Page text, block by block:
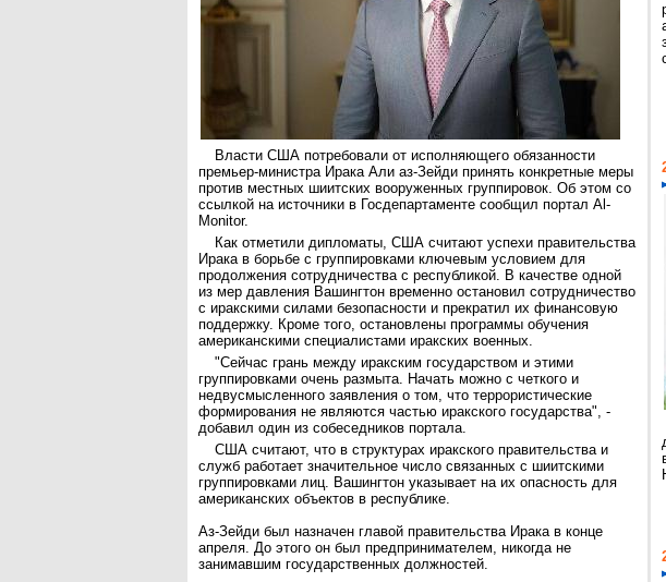
Власти США потребовали от исполняющего обязанности
премьер-министра Ирака Али аз-Зейди принять конкретные меры
против местных шиитских вооруженных группировок. Об этом со
ссылкой на источники в Госдепартаменте сообщил портал Al-
Monitor.
Как отметили дипломаты, США считают успехи правительства
Ирака в борьбе с группировками ключевым условием для
продолжения сотрудничества с республикой. В качестве одной
из мер давления Вашингтон временно остановил сотрудничество
с иракскими силами безопасности и прекратил их финансовую
поддержку. Кроме того, остановлены программы обучения
американскими специалистами иракских военных.
"Сейчас грань между иракским государством и этими
группировками очень размыта. Начать можно с четкого и
недвусмысленного заявления о том, что террористические
формирования не являются частью иракского государства", -
добавил один из собеседников портала.
США считают, что в структурах иракского правительства и
служб работает значительное число связанных с шиитскими
группировками лиц. Вашингтон указывает на их опасность для
американских объектов в республике.
Аз-Зейди был назначен главой правительства Ирака в конце
апреля. До этого он был предпринимателем, никогда не
занимавшим государственных должностей.